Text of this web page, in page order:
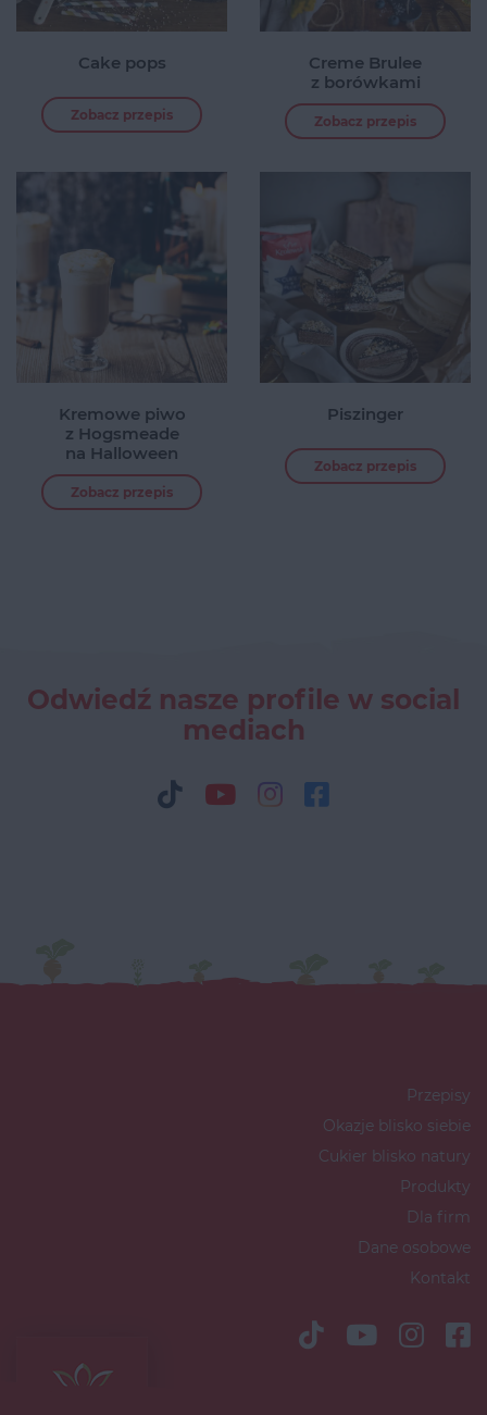
Cake pops
Zobacz przepis
Creme Brulee
z borówkami
Zobacz przepis
Kremowe piwo
z Hogsmeade
na Halloween
Zobacz przepis
Piszinger
Zobacz przepis
Odwiedź nasze profile w social
mediach
Przepisy
Okazje blisko siebie
Cukier blisko natury
Produkty
Dla firm
Dane osobowe
Kontakt